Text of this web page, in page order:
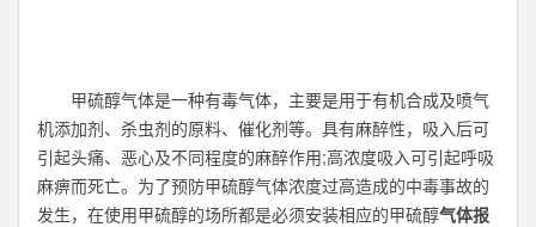
甲硫醇气体是一种有毒气体，主要是用于有机合成及喷气
机添加剂、杀虫剂的原料、催化剂等。具有麻醉性，吸入后可
引起头痛、恶心及不同程度的麻醉作用;高浓度吸入可引起呼吸
麻痹而死亡。为了预防甲硫醇气体浓度过高造成的中毒事故的
发生，在使用甲硫醇的场所都是必须安装相应的甲硫醇气体报